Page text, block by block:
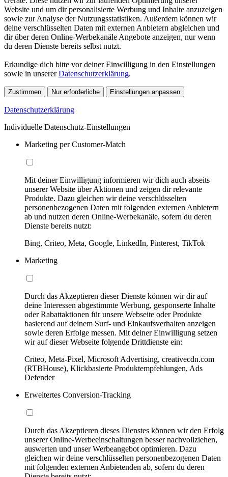
Website und um dir personalisierte Werbung und Inhalte anzuzeigen
sowie zur Analyse der Nutzungsstatistiken. Außerdem können wir
deine verschlüsselten Daten mit externen Anbietern abgleichen und
dir über deren Online-Werbekanäle Angebote anzeigen, nur wenn
du deren Dienste bereits selbst nutzt.
Erkundige dich bitte vor deiner Einwilligung in den Einstellungen
sowie in unsererDatenschutzerklärung.
Zustimmen Nur erforderliche Einstellungen anpassen
Datenschutzerklärung
Individuelle Datenschutz-Einstellungen
Marketing per Customer-Match
Mit deiner Einwilligung informieren wir dich auch abseits
unserer Website über Aktionen und zeigen dir relevante
Produkte. Dazu gleichen wir deine verschlüsselten
personenbezogenen Daten mit folgenden externen Anbietern
ab und nutzen deren Online-Werbekanäle, sofern du deren
Dienste bereits nutzt:
Bing, Criteo, Meta, Google, LinkedIn, Pinterest, TikTok
Marketing
Durch das Akzeptieren dieser Dienste können wir dir auf
deine Interessen abgestimmte Werbung, gesponserte Inhalte
oder Rabattaktionen für unsere Webseite oder Produkte
basierend auf deinem Surf- und Einkaufsverhalten anzeigen
sowie deren Erfolge messen. Mit deiner Einwilligung setzen
wir auf dieser Webseite folgende Drittdienste ein:
Criteo, Meta-Pixel, Microsoft Advertising, creativecdn.com
(RTBHouse), Klickbasierte Produktempfehlungen, Ads
Defender
Erweitertes Conversion-Tracking
Durch das Akzeptieren dieses Dienstes können wir den Erfolg
unserer Online-Werbeeinschaltungen besser nachvollziehen,
auswerten und unser Werbeangebot optimieren. Dazu
gleichen wir deine verschlüsselten personenbezogenen Daten
mit folgenden externen Anbietenden ab, sofern du deren